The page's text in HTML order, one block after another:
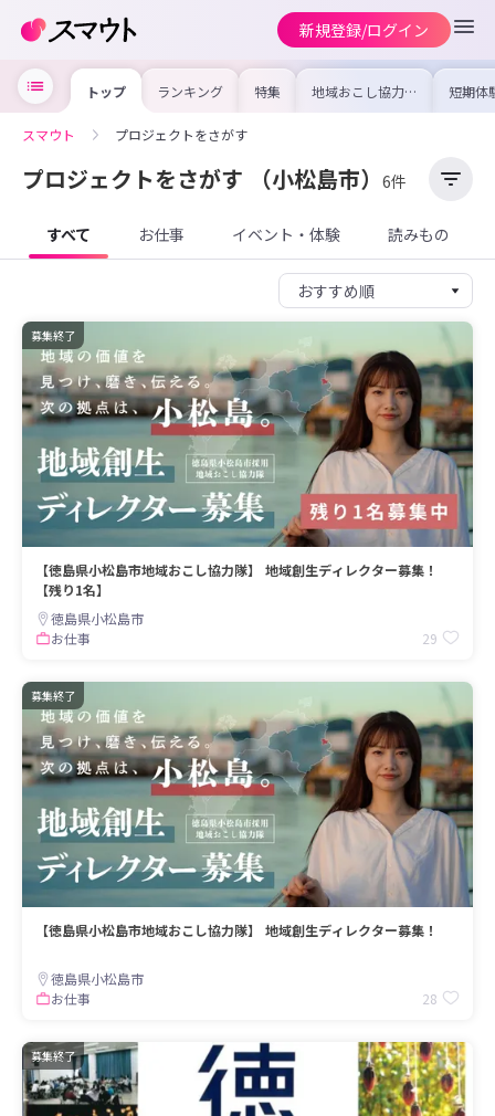
新規登録/ログイン
トップ ランキング 特集 地域おこし協力隊
の求人やイベント
を集めました！仕
けよう
短期体
り〜数
域を知
スマウト プロジェクトをさがす
プロジェクトをさがす （小松島市） 6件
すべて お仕事 イベント・体験 読みもの
募集終了
【徳島県小松島市地域おこし協力隊】 地域創生ディレクター募集！
【残り1名】
徳島県小松島市
お仕事
29
募集終了
【徳島県小松島市地域おこし協力隊】 地域創生ディレクター募集！
徳島県小松島市
お仕事
28
募集終了